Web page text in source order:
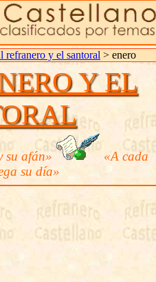
refranero y el santoral > enero
Y EL
su afán»
«A cada
su día»